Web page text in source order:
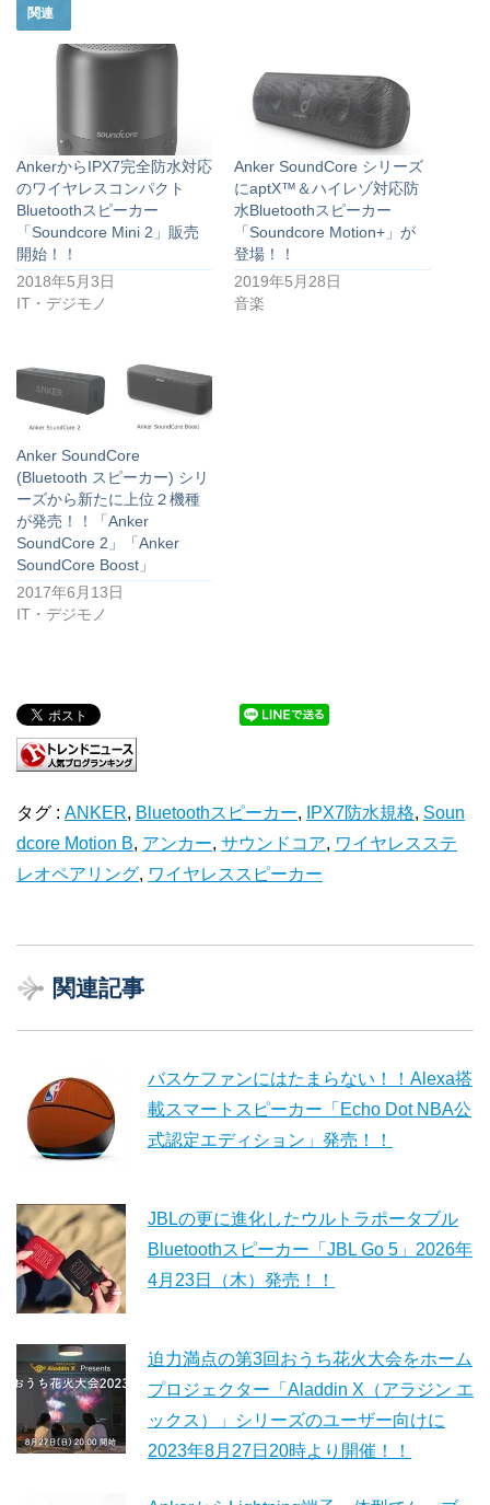
関連
AnkerからIPX7完全防水対応
のワイヤレスコンパクト
Bluetoothスピーカー
「Soundcore Mini 2」販売
開始！！
2018年5月3日
IT・デジモノ
Anker SoundCore シリーズ
にaptX™＆ハイレゾ対応防
水Bluetoothスピーカー
「Soundcore Motion+」が
登場！！
2019年5月28日
音楽
Anker SoundCore
(Bluetooth スピーカー) シリ
ーズから新たに上位２機種
が発売！！「Anker
SoundCore 2」「Anker
SoundCore Boost」
2017年6月13日
IT・デジモノ
タグ : ANKER, Bluetoothスピーカー, IPX7防水規格, Soun
dcore Motion B, アンカー, サウンドコア, ワイヤレスステ
レオペアリング, ワイヤレススピーカー
関連記事
バスケファンにはたまらない！！Alexa搭
載スマートスピーカー「Echo Dot NBA公
式認定エディション」発売！！
JBLの更に進化したウルトラポータブル
Bluetoothスピーカー「JBL Go 5」2026年
4月23日（木）発売！！
迫力満点の第3回おうち花火大会をホーム
プロジェクター「Aladdin X（アラジン エ
ックス）」シリーズのユーザー向けに
2023年8月27日20時より開催！！